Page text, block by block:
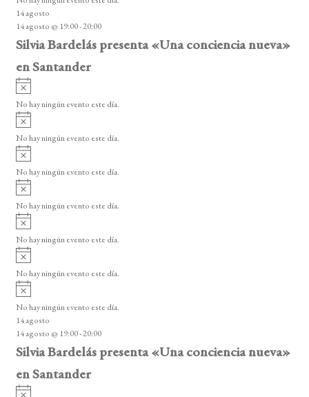
i
s
o
14 agosto
14 agosto @ 19:00-20:00
Silvia Bardelás presenta «Una conciencia nueva»
en Santander
A
v
i
o
No hay ningún evento este día.
A
v
i
o
No hay ningún evento este día.
A
v
i
o
No hay ningún evento este día.
A
v
i
o
No hay ningún evento este día.
A
v
i
o
No hay ningún evento este día.
A
v
i
o
No hay ningún evento este día.
A
v
i
s
o
No hay ningún evento este día.
14 agosto
14 agosto @ 19:00-20:00
Silvia Bardelás presenta «Una conciencia nueva»
en Santander
A